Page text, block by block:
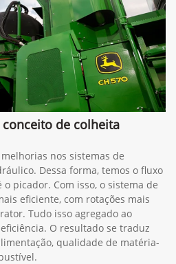
de colheita
nos sistemas de
Dessa forma, temos o fluxo
picador. Com isso, o sistema de
eficiente, com rotações mais
Tudo isso agregado ao
O resultado se traduz
qualidade de matéria-